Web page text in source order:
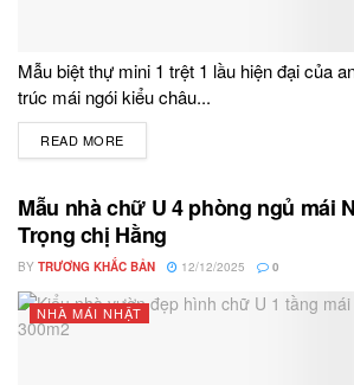
Mẫu biệt thự mini 1 trệt 1 lầu hiện đại của
trúc mái ngói kiểu châu...
READ MORE
Mẫu nhà chữ U 4 phòng ngủ mái
Trọng chị Hằng
BY TRƯƠNG KHẮC BẢN 12/12/2025 0
NHÀ MÁI NHẬT